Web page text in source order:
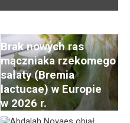
Brak nowych ras
mączniaka rzekomego
sałaty (Bremia
lactucae) w Europie
w 2026 r.